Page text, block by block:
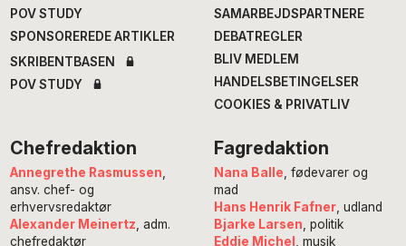
POV STUDY
SPONSOREREDE ARTIKLER
SKRIBENTBASEN
POV STUDY
SAMARBEJDSPARTNERE
DEBATREGLER
BLIV MEDLEM
HANDELSBETINGELSER
COOKIES & PRIVATLIV
Chefredaktion
Annegrethe Rasmussen,
ansv. chef- og
erhvervsredaktør
Alexander Meinertz, adm.
chefredaktør
Fagredaktion
Nana Balle, fødevarer og
mad
Hans Henrik Fafner, udland
Bjarke Larsen, politik
Eddie Michel , musik